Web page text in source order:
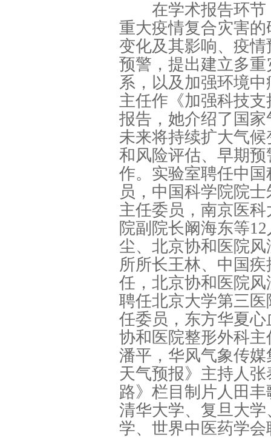
在学术报告环节
重大疫情复合灾害
变化及其影响、疫
预警，提出建立多
系，以及加强环境
主任作《加强科技
报告，她介绍了国
未来将持续扩大气
和风险评估、早期
作。实验室聘任中
员，中国科学院院
主任委员，南京医
院副院长阚海东等
尘、北京协和医院
所所长王林、中国
任，北京协和医院
聘任北京大学第三
任委员，东方华夏
协和医院整形外科
潘平，华风气象传
天气预报》主持人
路》栏目制片人田
清华大学、复旦大
学、世界中医药学